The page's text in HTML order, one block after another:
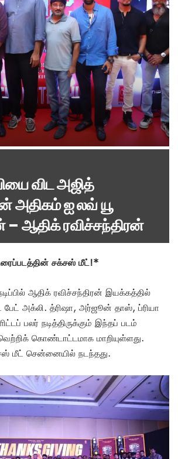
விட அஜித்
அதிகம் ஐ லவ் யூ
ஆதிக் ரவிச்சந்திரன்
சக்சஸ் மீட்!*
ஆதிக் ரவிச்சந்திரன் இயக்கத்தில்
பேட் அக்லி. த்ரிஷா, அர்ஜூன் தாஸ், ப்ரியா
பலர் நடித்திருக்கும் இந்தப் படம்
கொண்டாட்டமாக மாறியுள்ளது.
மீட் சென்னையில் நடந்தது.